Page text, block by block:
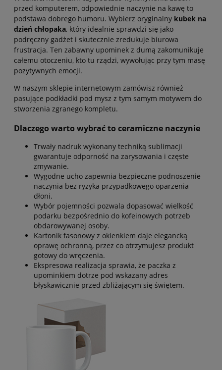
przed komputerem, odpowiednie naczynie na kawę to
podstawa dobrego humoru. Wybierz oryginalny kubek na
dzień chłopaka, który idealnie sprawdzi się jako
podręczny gadżet i skutecznie zredukuje biurowa
frustracja. Ten zabawny upominek z dumą zakomunikuje
całemu otoczeniu, kto tu rządzi, wywołując przy tym masę
pozytywnych emocji.
W naszym sklepie internetowym zamówisz również
pasujące podkładki pod mysz z tym samym motywem do
stworzenia zgranego kompletu.
Dlaczego warto wybrać to ceramiczne naczynie
Trwały nadruk wykonany techniką sublimacji
gwarantuje odporność na zarysowania i częste
zmywanie.
Wygodne ucho zapewnia bezpieczne podnoszenie
naczynia bez ryzyka przypadkowego oparzenia
dłoni.
Wybór pojemności pozwala dopasować wielkość
podarku bezpośrednio do kofeinowych potrzeb
obdarowywanej osoby.
Kartonik fasonowy z okienkiem daje elegancką
oprawę ochronną, przez co otrzymujesz produkt
gotowy do wręczenia.
Ekspresowa realizacja sprawia, że paczka z
upominkiem dotrze pod wskazany adres
błyskawicznie przed zbliżającym się świętem.